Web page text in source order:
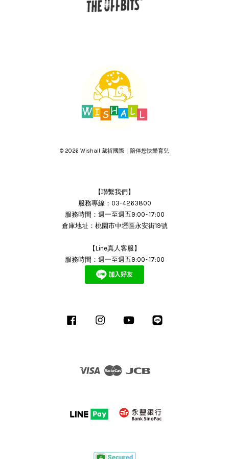
© 2026 Wishall 葳祈國際｜陪伴您快樂育兒
【聯繫我們】
服務專線：03-4263800
服務時間：週一至週五9:00~17:00
倉庫地址：桃園市中壢區永安街19號
【Line真人客服】
服務時間：週一至週五9:00~17:00
Facebook Instagram YouTube
Visa Master